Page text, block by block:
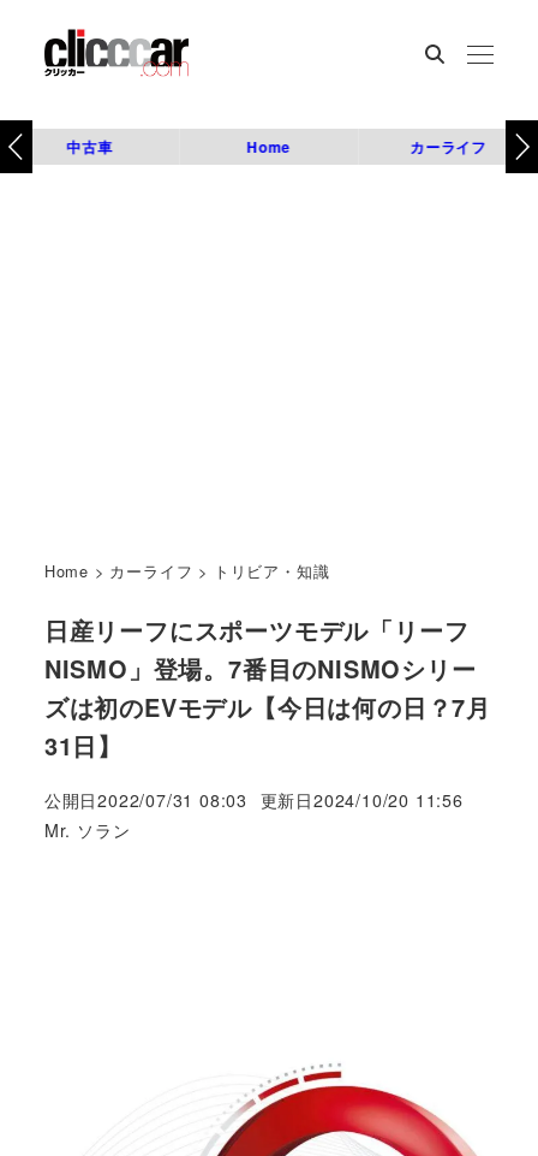
中古車 Home カーライフ
Home > カーライフ > トリビア・知識
日産リーフにスポーツモデル「リーフ
NISMO」登場。7番目のNISMOシリー
ズは初のEVモデル【今日は何の日？7月
31日】
公開日2022/07/31 08:03 更新日2024/10/20 11:56
著
Mr. ソラン